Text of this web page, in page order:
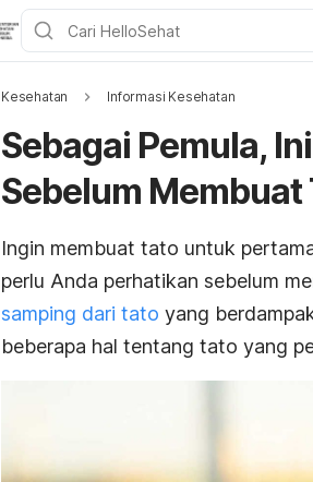
Kesehatan Informasi Kesehatan
Sebagai Pemula,
Sebelum Membuat
Ingin membuat tato untuk
perlu Anda perhatikan sebelum
samping dari tato yang
beberapa hal tentang tato yang